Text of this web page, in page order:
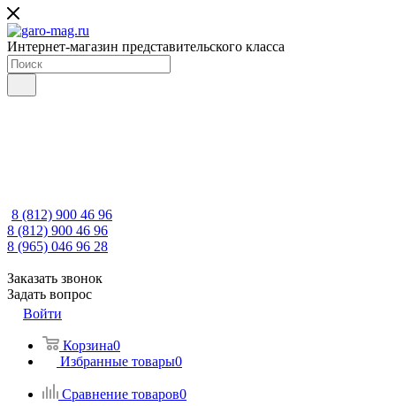
Интернет-магазин представительского класса
8 (812) 900 46 96
8 (812) 900 46 96
8 (965) 046 96 28
Заказать звонок
Задать вопрос
Войти
Корзина0
Избранные товары0
Сравнение товаров0